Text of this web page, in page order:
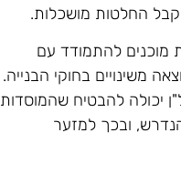
החלטות מושכלות.
מוכנים להתמודד עם
משינויים בחוקי הבנייה.
יכולה להבטיח שהמוסדות
ובכך למזער